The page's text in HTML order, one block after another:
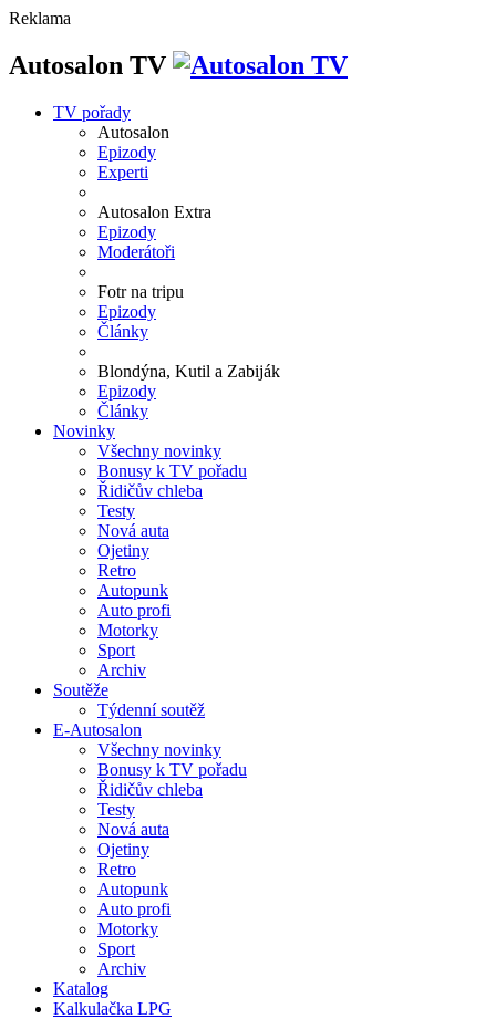
Reklama
Autosalon TV
TV pořady
Autosalon
Epizody
Experti
Autosalon Extra
Epizody
Moderátoři
Fotr na tripu
Epizody
Články
Blondýna, Kutil a Zabiják
Epizody
Články
Novinky
Všechny novinky
Bonusy k TV pořadu
Řidičův chleba
Testy
Nová auta
Ojetiny
Retro
Autopunk
Auto profi
Motorky
Sport
Archiv
Soutěže
Týdenní soutěž
E-Autosalon
Všechny novinky
Bonusy k TV pořadu
Řidičův chleba
Testy
Nová auta
Ojetiny
Retro
Autopunk
Auto profi
Motorky
Sport
Archiv
Katalog
Kalkulačka LPG